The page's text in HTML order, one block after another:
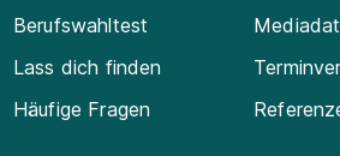
Berufswahltest
Lass dich finden
Häufige Fragen